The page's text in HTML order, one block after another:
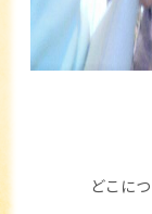
どこに